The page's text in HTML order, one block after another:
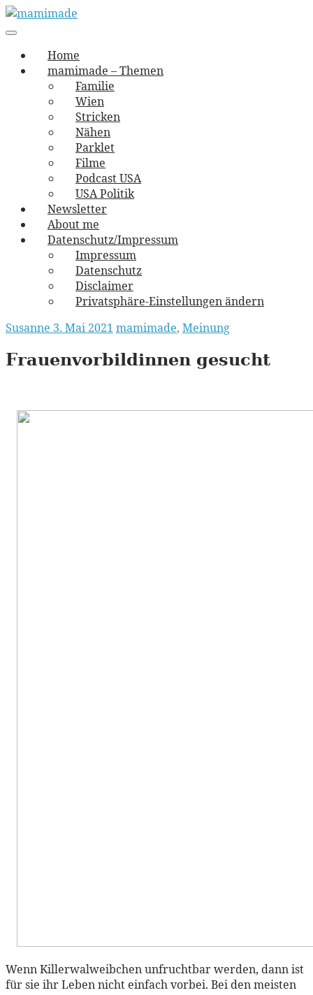
Skip
to
mamimade
vernäht und zugetextet
navigation
Menu
Home
mamimade – Themen
Familie
Wien
Stricken
Nähen
Parklet
Filme
Podcast USA
USA Politik
Newsletter
About me
Datenschutz/Impressum
Impressum
Datenschutz
Disclaimer
Privatsphäre-Einstellungen ändern
Susanne 3. Mai 2021 mamimade, Meinung
Frauenvorbildinnen gesucht
Wenn Killerwalweibchen unfruchtbar werden, dann ist
für sie ihr Leben nicht einfach vorbei. Bei den meisten